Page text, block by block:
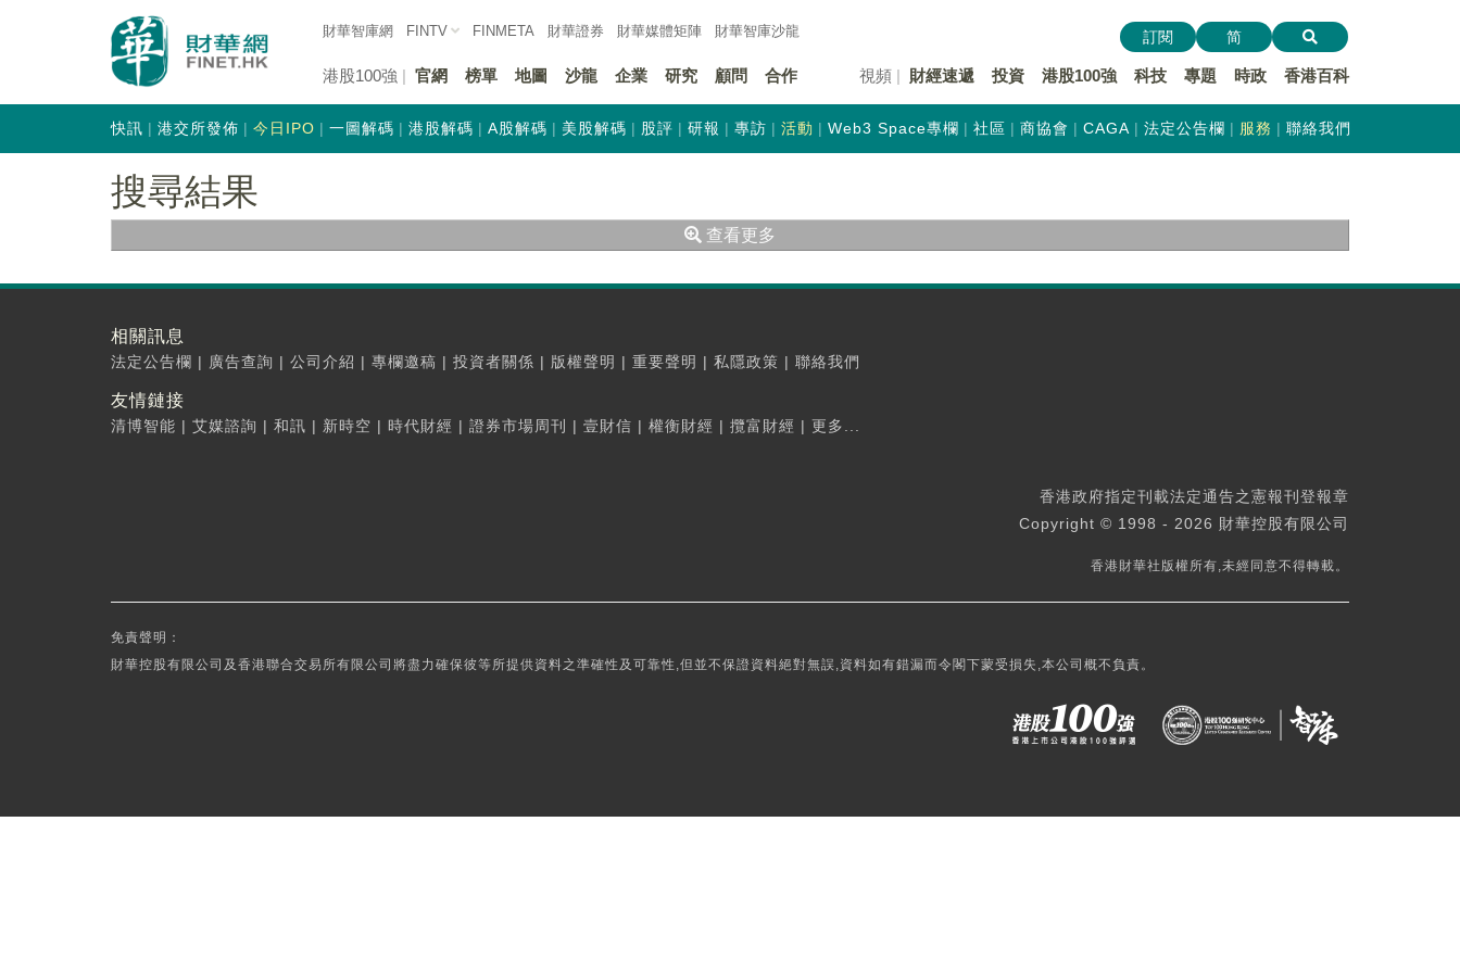
財華智庫網 FINTV FINMETA 財華證券 財華媒體矩陣 財華智庫沙龍
港股100強 官網 榜單 地圖 沙龍 企業 研究 顧問 合作 視頻 財經速遞 投資 港股100強 科技 專題 時政 香港百科
訂閱 简
快訊 港交所發佈 今日IPO 一圖解碼 港股解碼 A股解碼 美股解碼 股評 研報 專訪 活動 Web3 Space專欄 社區 商協會 CAGA 法定公告欄 服務 聯絡我們
搜尋結果
查看更多
相關訊息
法定公告欄 | 廣告查詢 | 公司介紹 | 專欄邀稿 | 投資者關係 | 版權聲明 | 重要聲明 | 私隱政策 | 聯絡我們
友情鏈接
清博智能 | 艾媒諮詢 | 和訊 | 新時空 | 時代財經 | 證券市場周刊 | 壹財信 | 權衡財經 | 攬富財經 | 更多...
香港政府指定刊載法定通告之憲報刊登報章
Copyright © 1998 - 2026 財華控股有限公司
香港財華社版權所有,未經同意不得轉載。
免責聲明：
財華控股有限公司及香港聯合交易所有限公司將盡力確保彼等所提供資料之準確性及可靠性,但並不保證資料絕對無誤,資料如有錯漏而令閣下蒙受損失,本公司概不負責。